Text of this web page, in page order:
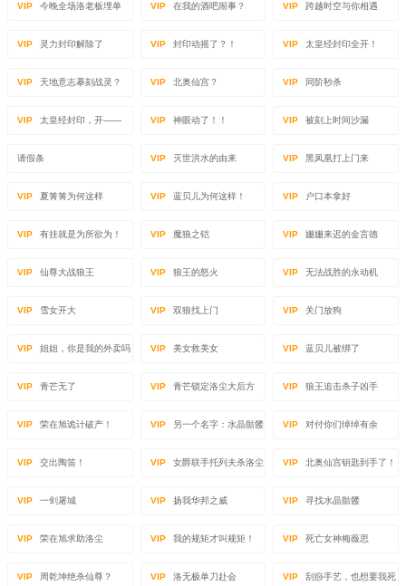
VIP 今晚全场洛老板埋单 VIP 在我的酒吧闹事？ VIP 跨越时空与你相遇
VIP 灵力封印解除了 VIP 封印动摇了？！ VIP 太皇经封印全开！
VIP 天地意志摹刻战灵？ VIP 北奥仙宫？ VIP 同阶秒杀
VIP 太皇经封印，开—— VIP 神眼动了！！ VIP 被刻上时间沙漏
请假条 VIP 灭世洪水的由来 VIP 黑凤凰打上门来
VIP 夏箐箐为何这样 VIP 蓝贝儿为何这样！ VIP 户口本拿好
VIP 有挂就是为所欲为！ VIP 魔狼之铠 VIP 姗姗来迟的金言德
VIP 仙尊大战狼王 VIP 狼王的怒火 VIP 无法战胜的永动机
VIP 雪女开大 VIP 双狼找上门 VIP 关门放狗
VIP 姐姐，你是我的外卖吗 VIP 美女救美女 VIP 蓝贝儿被绑了
VIP 青芒无了 VIP 青芒锁定洛尘大后方 VIP 狼王追击杀子凶手
VIP 荣在旭诡计破产！ VIP 另一个名字：水晶骷髅 VIP 对付你们绰绰有余
VIP 交出陶笛！ VIP 女爵联手托列夫杀洛尘 VIP 北奥仙宫钥匙到手了！
VIP 一剑屠城 VIP 扬我华邦之威 VIP 寻找水晶骷髅
VIP 荣在旭求助洛尘 VIP 我的规矩才叫规矩！ VIP 死亡女神梅薇思
VIP 周乾坤绝杀仙尊？ VIP 洛无极单刀赴会 VIP 刮痧手艺，也想要我死